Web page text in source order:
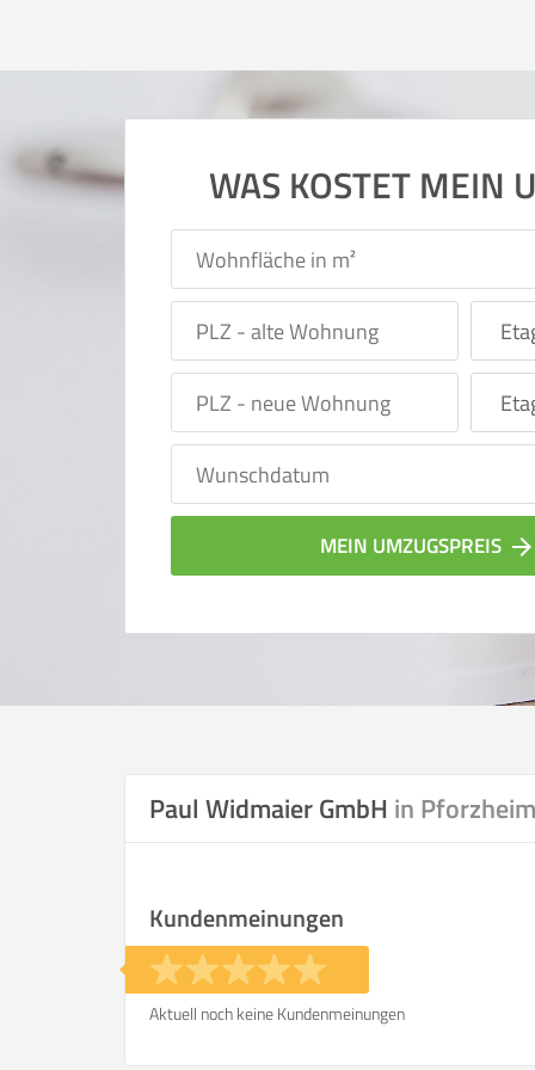
WAS KOSTET MEIN
MEIN UMZUGSPREIS arrow_forward
Vergleichsergebnis
Ihre Angaben: am
Paul Widmaier GmbH in Pforzheim
Kundenmeinungen
Aktuell noch keine Kundenmeinungen